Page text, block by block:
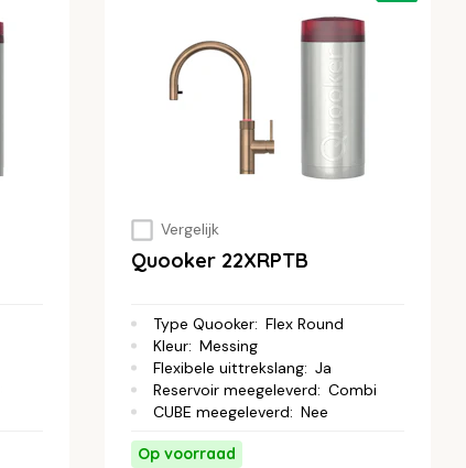
Vergelijk
Quooker 22XRPTB
Type Quooker: Flex Round
Kleur: Messing
Flexibele uittrekslang: Ja
Reservoir meegeleverd: Combi
CUBE meegeleverd: Nee
Op voorraad